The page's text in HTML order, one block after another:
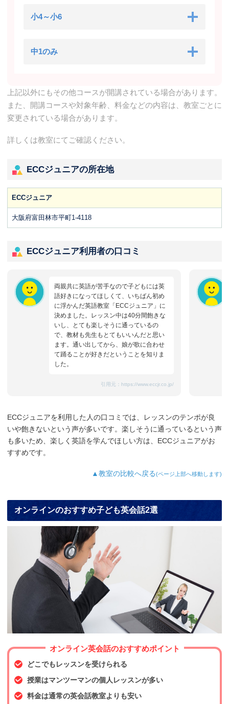
小4～小6
中1のみ
上記以外にもその他コースが開講されている場合があります。
また、開講コースや対象年齢、料金などの内容は、教室ごとに
変更されている場合があります。
詳しくは教室にてご確認ください。
ECCジュニアの所在地
ECCジュニア
大阪府富田林市平町1-4118
ECCジュニア利用者の口コミ
両親共に英語が苦手なので子どもには英
語好きになってほしくて、いちばん初め
に浮かんだ英語教室「ECCジュニア」に
決めました。レッスン中は40分間飽きな
いし、とても楽しそうに通っているの
で、教材も先生もとてもいいんだと思い
ます。通い出してから、娘が歌に合わせ
て踊ることが好きだということを知りま
した。
引用元： https://www.eccjr.co.jp/
ECCジュニアを利用した人の口コミでは、レッスンのテンポが良
いや飽きないという声が多いです。楽しそうに通っているという声
も多いため、楽しく英語を学んでほしい方は、ECCジュニアがお
すすめです。
▲教室の比較へ戻る(ページ上部へ移動します)
オンラインのおすすめ子ども英会話2選
オンライン英会話のおすすめポイント
どこでもレッスンを受けられる
授業はマンツーマンの個人レッスンが多い
料金は通常の英会話教室よりも安い